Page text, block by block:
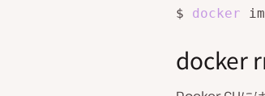
$ docker
docker